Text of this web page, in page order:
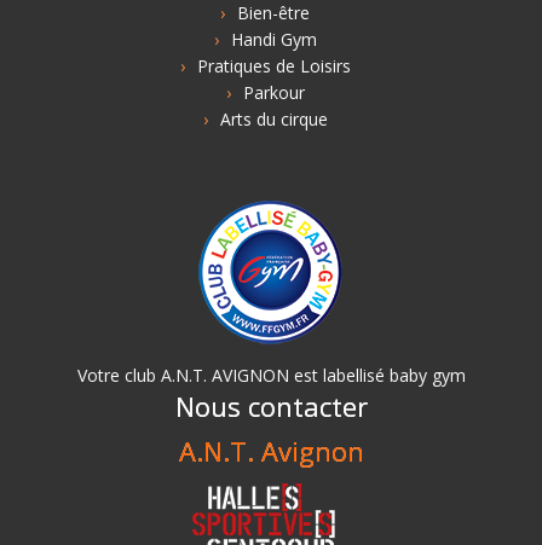
Bien-être
Handi Gym
Pratiques de Loisirs
Parkour
Arts du cirque
Votre club A.N.T. AVIGNON est labellisé baby gym
Nous contacter
A.N.T. Avignon